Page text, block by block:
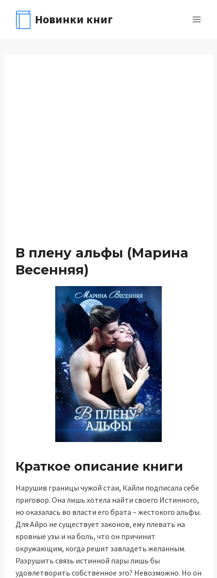
содержимому
Новинки книг
В плену альфы (Марина
Весенняя)
Краткое описание книги
Нарушив границы чужой стаи, Кайли подписала себе
приговор. Она лишь хотела найти своего Истинного,
но оказалась во власти его брата – жестокого альфы.
Для Айро не существует законов, ему плевать на
кровные узы и на боль, что он причинит
окружающим, когда решит завладеть желанным.
Разрушить связь истинной пары лишь бы
удовлетворить собственное эго? Невозможно. Но он